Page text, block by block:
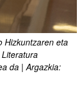
Hizkuntzaren eta
da | Argazkia: